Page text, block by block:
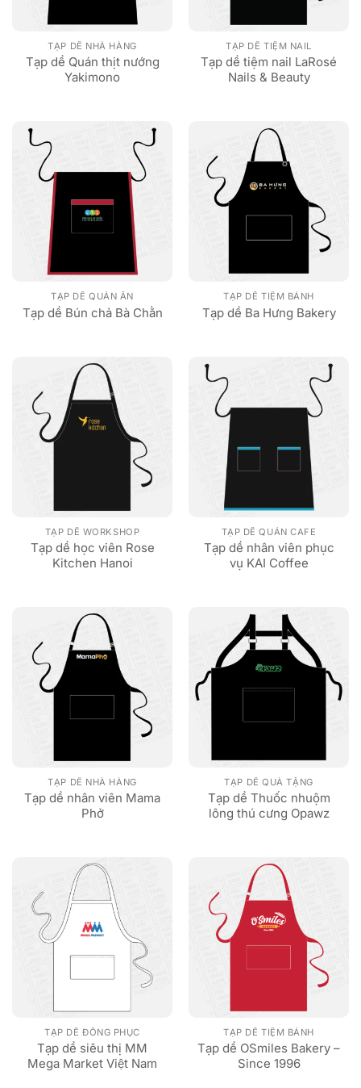
TẠP DỀ NHÀ HÀNG
Tạp dề Quán thịt nướng
Yakimono
TẠP DỀ TIỆM NAIL
Tạp dề tiệm nail LaRosé
Nails & Beauty
TẠP DỀ QUÁN ĂN
Tạp dề Bún chả Bà Chằn
TẠP DỀ TIỆM BÁNH
Tạp dề Ba Hưng Bakery
TẠP DỀ WORKSHOP
Tạp dề học viên Rose
Kitchen Hanoi
TẠP DỀ QUÁN CAFE
Tạp dề nhân viên phục
vụ KAI Coffee
TẠP DỀ NHÀ HÀNG
Tạp dề nhân viên Mama
Phở
TẠP DỀ QUÀ TẶNG
Tạp dề Thuốc nhuộm
lông thú cưng Opawz
TẠP DỀ ĐỒNG PHỤC
Tạp dề siêu thị MM
Mega Market Việt Nam
TẠP DỀ TIỆM BÁNH
Tạp dề OSmiles Bakery –
Since 1996